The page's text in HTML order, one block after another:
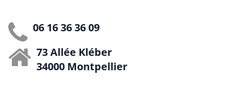
06 16 36 36 09
73 Allée Kléber
34000 Montpellier